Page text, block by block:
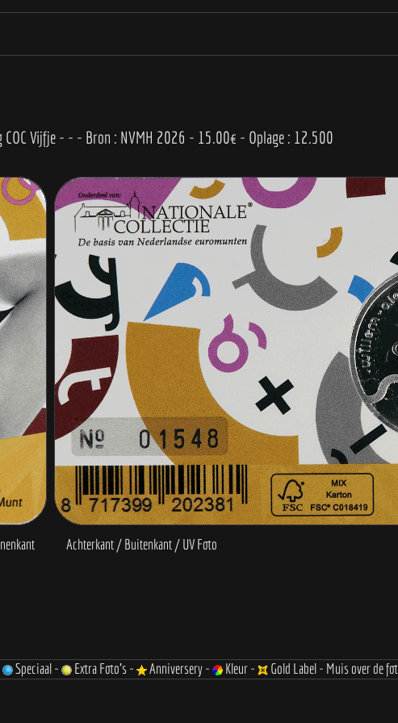
Speciaal - Extra Foto's - Anniversery - Kleur - Gold Label - Muis over de